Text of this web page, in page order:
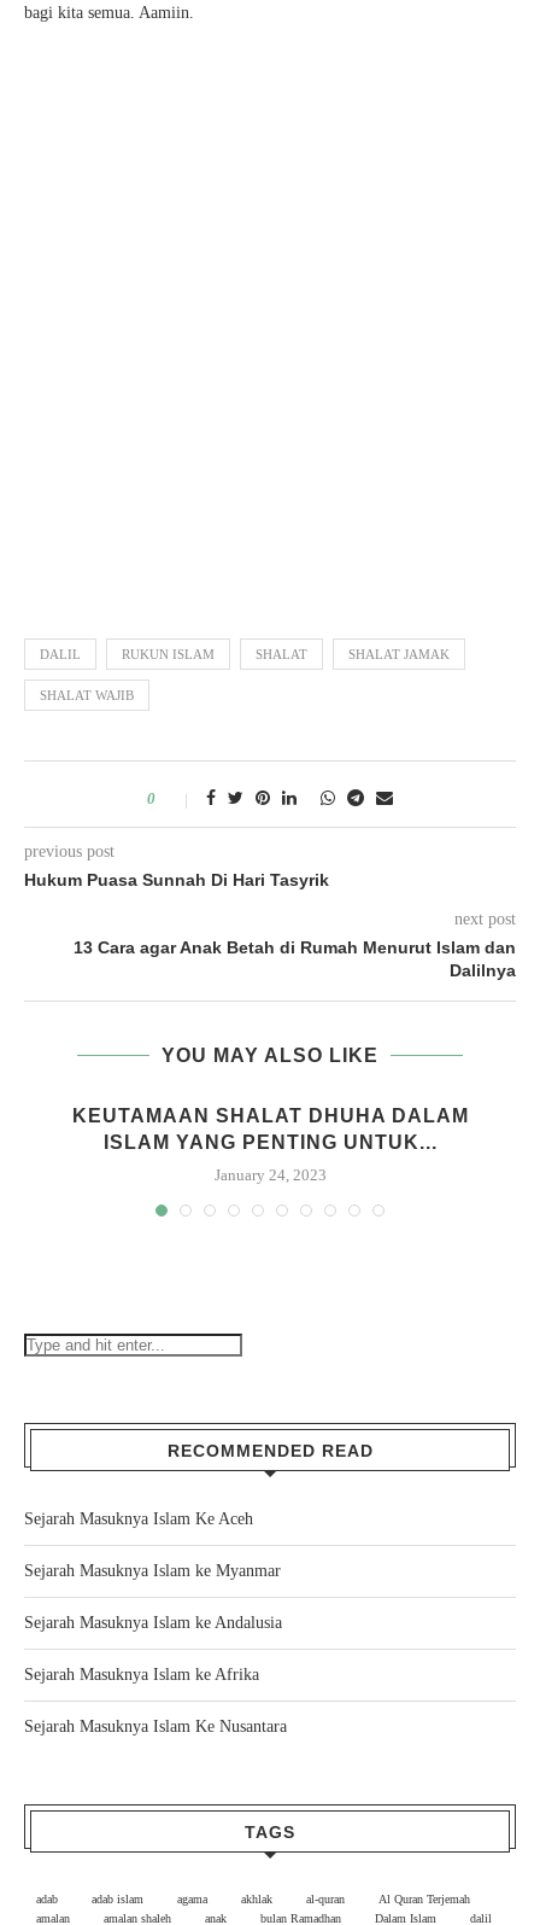
bagi kita semua. Aamiin.
DALIL RUKUN ISLAM SHALAT SHALAT JAMAK
SHALAT WAJIB
0
previous post
Hukum Puasa Sunnah Di Hari Tasyrik
next post
13 Cara agar Anak Betah di Rumah Menurut Islam dan
Dalilnya
YOU MAY ALSO LIKE
KEUTAMAAN SHALAT DHUHA DALAM
ISLAM YANG PENTING UNTUK...
January 24, 2023
RECOMMENDED READ
Sejarah Masuknya Islam Ke Aceh
Sejarah Masuknya Islam ke Myanmar
Sejarah Masuknya Islam ke Andalusia
Sejarah Masuknya Islam ke Afrika
Sejarah Masuknya Islam Ke Nusantara
TAGS
adab adab islam agama akhlak al-quran
Al Quran Terjemah
amalan
amalan shaleh anak bulan Ramadhan Dalam Islam dalil